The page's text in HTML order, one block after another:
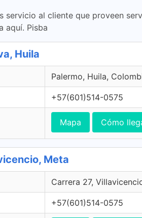
servicio al cliente que proveen
aquí. Pisba
Huila
Palermo, Huila,
+57(601)514-0575
Mapa Cómo
Meta
Carrera 27,
+57(601)514-0575